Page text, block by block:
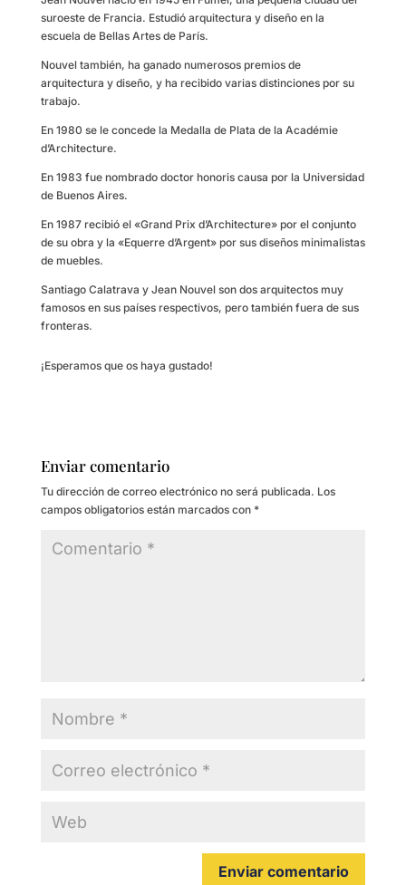
suroeste de Francia. Estudió arquitectura y diseño en la
escuela de Bellas Artes de París.
Nouvel también, ha ganado numerosos premios de
arquitectura y diseño, y ha recibido varias distinciones por su
trabajo.
En 1980 se le concede la Medalla de Plata de la Académie
d’Architecture.
En 1983 fue nombrado doctor honoris causa por la Universidad
de Buenos Aires.
En 1987 recibió el «Grand Prix d’Architecture» por el conjunto
de su obra y la «Equerre d’Argent» por sus diseños minimalistas
de muebles.
Santiago Calatrava y Jean Nouvel son dos arquitectos muy
famosos en sus países respectivos, pero también fuera de sus
fronteras.
¡Esperamos que os haya gustado!
Enviar comentario
Tu dirección de correo electrónico no será publicada. Los
campos obligatorios están marcados con *